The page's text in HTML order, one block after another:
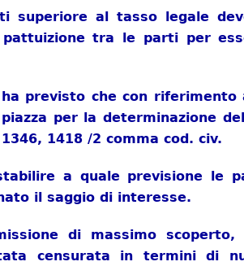
superiore al tasso legale
tra le parti per
previsto che con
per la determinazione
1418 /2 comma cod. civ.
a quale previsione le
il saggio di interesse.
di massimo
censurata in termini di